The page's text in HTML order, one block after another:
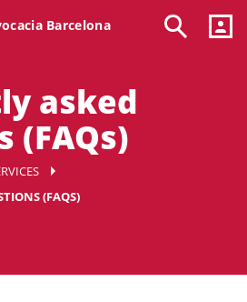
Barcelona
asked
(FAQs)
(FAQS)